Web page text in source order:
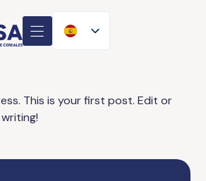
This is your first post. Edit or